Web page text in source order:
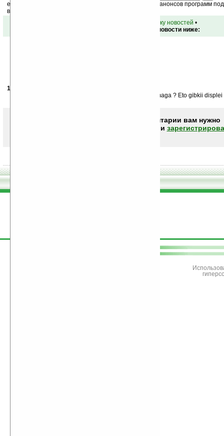
ежедневный или еженедельный дайджест новостей, анонсов программ
ваш почтовый ящик.
вернуться к списку новостей •
Обсуждение этой новости ниже:
13.12.2007
Tak ya ne kak ne poimu zacem nuzna elektronaya bumaga ? Eto gibkii
Чтобы писать комментарии вам нужно
или